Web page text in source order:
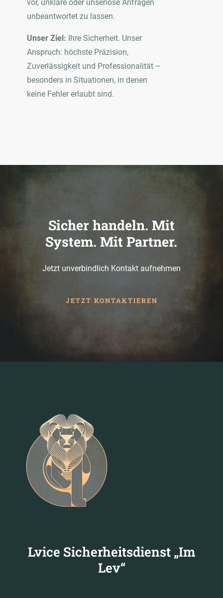
vor, unklare oder unseriöse Anfragen
unbeantwortet zu lassen.
Unser Ziel: Ihre Sicherheit. Unser
Anspruch: höchste Präzision,
Zuverlässigkeit und Professionalität –
besonders in Situationen, in denen
keine Fehler erlaubt sind.
Sicher handeln. Mit
System. Mit Partner.
Jetzt unverbindlich Kontakt aufnehmen
JETZT KONTAKTIEREN
Lvice Sicherheitsdienst „Im
Lev“